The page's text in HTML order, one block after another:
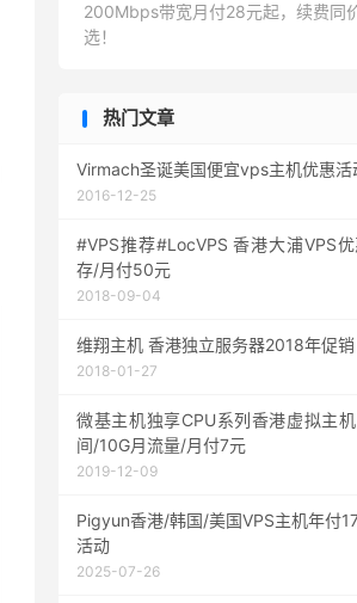
200Mbps带宽月付28元起，续费同
选！
热门文章
Virmach圣诞美国便宜vps主机优惠活
2016-12-25
#VPS推荐#LocVPS 香港大浦VPS
存/月付50元
2018-09-04
维翔主机 香港独立服务器2018年促销
2018-01-27
微基主机独享CPU系列香港虚拟主
间/10G月流量/月付7元
2019-12-09
Pigyun香港/韩国/美国VPS主机年付
活动
2025-07-26